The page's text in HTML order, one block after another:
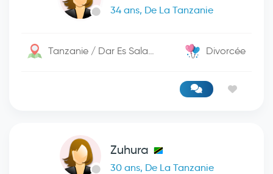
34 ans, De La Tanzanie
Tanzanie / Dar Es Salaam Divorcée
Zuhura
30 ans, De La Tanzanie